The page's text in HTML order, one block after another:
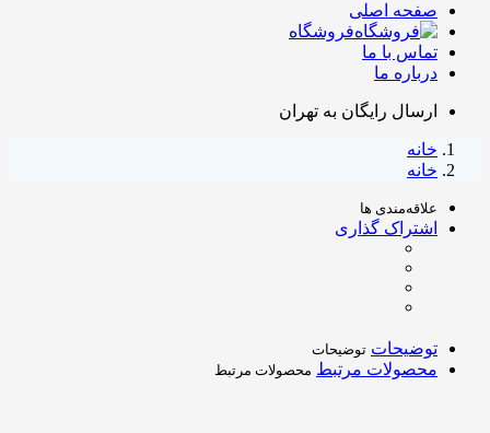
صفحه اصلی
فروشگاه
تماس با ما
درباره ما
ارسال رایگان به تهران
خانه
خانه
علاقه‌مندی ها
اشتراک گذاری
توضیحات توضیحات
محصولات مرتبط محصولات مرتبط